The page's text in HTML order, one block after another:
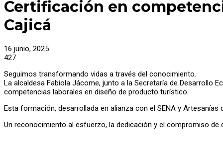
Certificación en
Cajicá
16 junio, 2025
427
Seguimos transformando vidas a través del conocimiento.
La alcaldesa Fabiola Jácome, junto a la Secretaría de Desarrollo
competencias laborales en diseño de producto turístico.
Esta formación, desarrollada en alianza con el SENA y
Un reconocimiento al esfuerzo, la dedicación y el compromiso